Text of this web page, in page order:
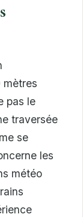
mètres
pas le
traversée
se
les
météo